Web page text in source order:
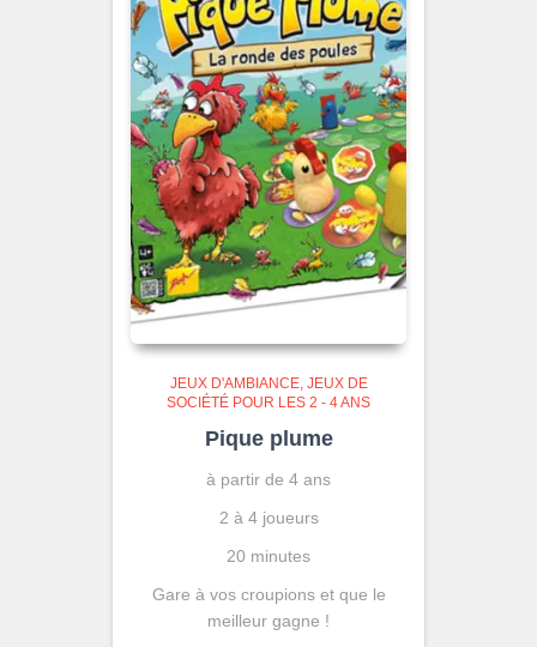
JEUX D'AMBIANCE JEUX DE
SOCIÉTÉ POUR LES 2 - 4 ANS
Pique plume
à partir de 4 ans
2 à 4 joueurs
20 minutes
Gare à vos croupions et que le
meilleur gagne !